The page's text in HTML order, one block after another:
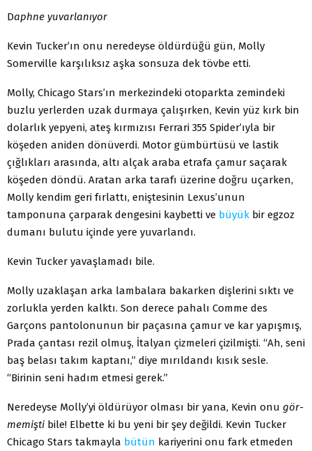
Daphne yuvarlanıyor
Kevin Tucker’ın onu neredeyse öldürdüğü gün, Molly
Somerville karşılıksız aşka sonsuza dek tövbe etti.
Molly, Chicago Stars’ın merkezindeki otoparkta zemindeki
buzlu yerlerden uzak durmaya çalışırken, Kevin yüz kırk bin
dolarlık yepyeni, ateş kırmızısı Ferrari 355 Spider’ıyla bir
köşeden aniden dönüverdi. Motor gümbürtüsü ve lastik
çığlıkları arasında, altı alçak araba etrafa çamur saçarak
köşeden döndü. Aratan arka tarafı üzerine doğru uçar­ken,
Molly kendim geri fırlattı, eniştesinin Lexus’unun
tamponuna çarparak dengesini kaybetti ve büyük bir egzoz
dumanı bulutu içinde yere yuvarlandı.
Kevin Tucker yavaşlamadı bile.
Molly uzaklaşan arka lambalara bakarken dişlerini sıktı ve
zorlukla yerden kalktı. Son derece pahalı Comme des
Garçons pantolonunun bir paçasına çamur ve kar yapışmış,
Prada çantası rezil olmuş, İtalyan çizmeleri çizilmişti. “Ah, seni
baş belası takım kaptanı,” diye mırıl­dandı kısık sesle.
“Birinin seni hadım etmesi gerek.”
Neredeyse Molly’yi öldürüyor olması bir yana, Kevin onu gör­
memişti bile! Elbette ki bu yeni bir şey değildi. Kevin Tucker
Chicago Stars takmayla bütün kariyerini onu fark etmeden